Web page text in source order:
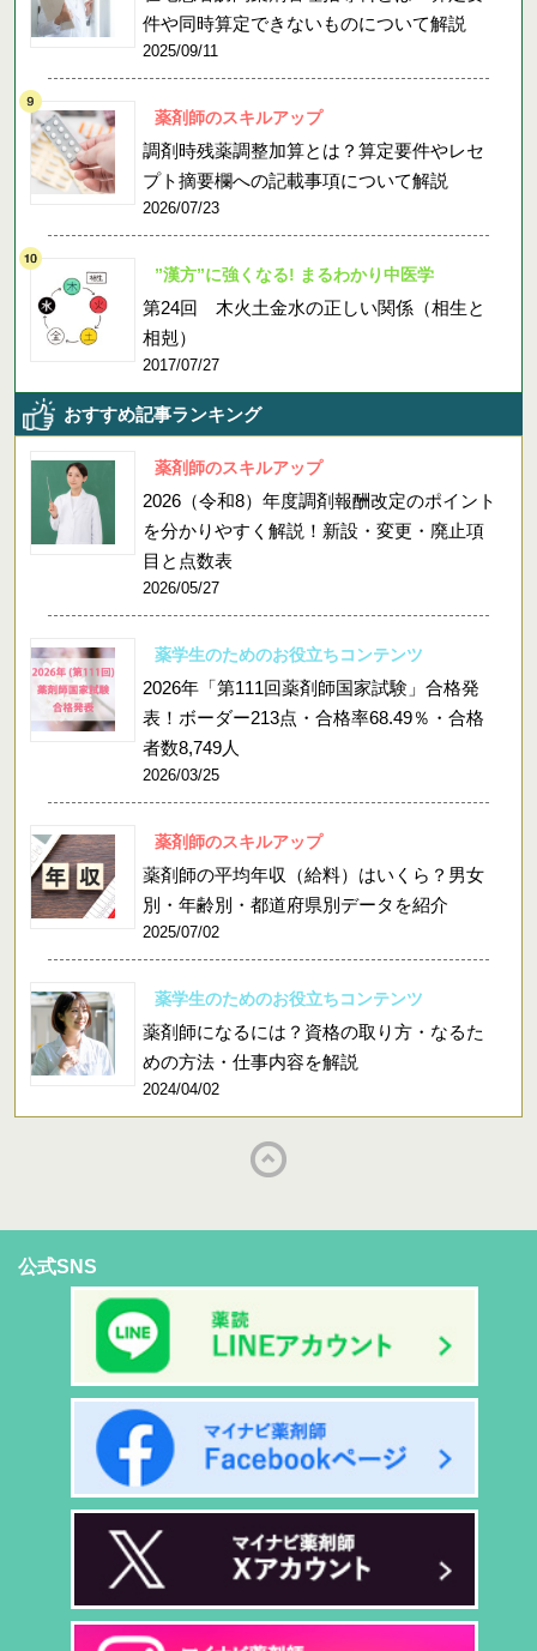
件や同時算定できないものについて解説
2025/09/11
薬剤師のスキルアップ
調剤時残薬調整加算とは？算定要件やレセ
プト摘要欄への記載事項について解説
2026/07/23
”漢方”に強くなる! まるわかり中医学
第24回 木火土金水の正しい関係（相生と
相剋）
2017/07/27
おすすめ記事ランキング
薬剤師のスキルアップ
2026（令和8）年度調剤報酬改定のポイント
を分かりやすく解説！新設・変更・廃止項
目と点数表
2026/05/27
薬学生のためのお役立ちコンテンツ
2026年「第111回薬剤師国家試験」合格発
表！ボーダー213点・合格率68.49％・合格
者数8,749人
2026/03/25
薬剤師のスキルアップ
薬剤師の平均年収（給料）はいくら？男女
別・年齢別・都道府県別データを紹介
2025/07/02
薬学生のためのお役立ちコンテンツ
薬剤師になるには？資格の取り方・なるた
めの方法・仕事内容を解説
2024/04/02
公式SNS